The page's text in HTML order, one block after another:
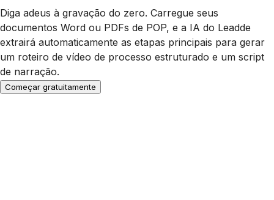
Diga adeus à gravação do zero. Carregue seus
documentos Word ou PDFs de POP, e a IA do Leadde
extrairá automaticamente as etapas principais para gerar
um roteiro de vídeo de processo estruturado e um script
de narração.
Começar gratuitamente